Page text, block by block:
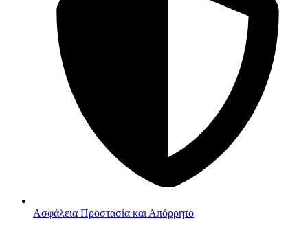
Ασφάλεια Προστασία και Απόρρητο